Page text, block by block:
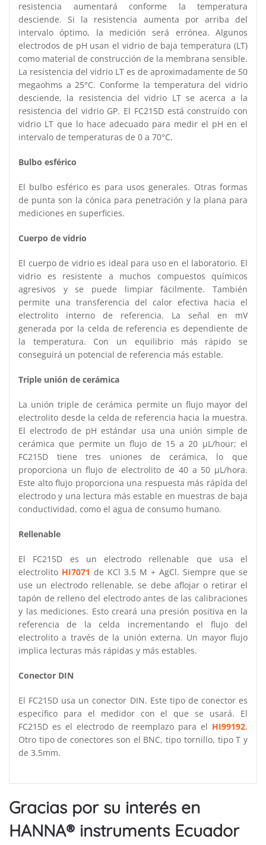
resistencia aumentará conforme la temperatura
desciende. Si la resistencia aumenta por arriba del
intervalo óptimo, la medición será errónea. Algunos
electrodos de pH usan el vidrio de baja temperatura (LT)
como material de construcción de la membrana sensible.
La resistencia del vidrio LT es de aproximadamente de 50
megaohms a 25°C. Conforme la temperatura del vidrio
desciende, la resistencia del vidrio LT se acerca a la
resistencia del vidrio GP. El FC215D está construído con
vidrio LT que lo hace adecuado para medir el pH en el
intervalo de temperaturas de 0 a 70°C.
Bulbo esférico
El bulbo esférico es para usos generales. Otras formas
de punta son la cónica para penetración y la plana para
mediciones en superficies.
Cuerpo de vidrio
El cuerpo de vidrio es ideal para uso en el laboratorio. El
vidrio es resistente a muchos compuestos químicos
agresivos y se puede limpiar fácilmente. También
permite una transferencia del calor efectiva hacia el
electrolito interno de referencia. La señal en mV
generada por la celda de referencia es dependiente de
la temperatura. Con un equilibrio más rápido se
conseguirá un potencial de referencia más estable.
Triple unión de cerámica
La unión triple de cerámica permite un flujo mayor del
electrolito desde la celda de referencia hacia la muestra.
El electrodo de pH estándar usa una unión simple de
cerámica que permite un flujo de 15 a 20 µL/hour; el
FC215D tiene tres uniones de cerámica, lo que
proporciona un flujo de electrolito de 40 a 50 µL/hora.
Este alto flujo proporciona una respuesta más rápida del
electrodo y una lectura más estable en muestras de baja
conductividad, como el agua de consumo humano.
Rellenable
El FC215D es un electrodo rellenable que usa el
electrolito HI7071 de KCl 3.5 M + AgCl. Siempre que se
use un electrodo rellenable, se debe aflojar o retirar el
tapón de relleno del electrodo antes de las calibraciones
y las mediciones. Esto creará una presión positiva en la
referencia de la celda incrementando el flujo del
electrolito a través de la unión externa. Un mayor flujo
implica lecturas más rápidas y más estables.
Conector DIN
El FC215D usa un conector DIN. Este tipo de conector es
específico para el medidor con el que se usará. El
FC215D es el electrodo de reemplazo para el HI99192.
Otro tipo de conectores son el BNC, tipo tornillo, tipo T y
de 3.5mm.
Gracias por su interés en
HANNA® instruments Ecuador